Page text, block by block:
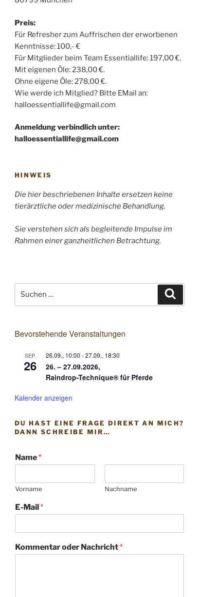
Preis:
Für Refresher zum Auffrischen der erworbenen
Kenntnisse: 100,- €
Für Mitglieder beim Team Essentiallife: 197,00 €.
Mit eigenen Öle: 238,00 €.
Ohne eigene Öle: 278,00 €.
Wie werde ich Mitglied? Bitte EMail an:
halloessentiallife@gmail.com
Anmeldung verbindlich unter:
halloessentiallife@gmail.com
HINWEIS
Die hier beschriebenen Inhalte ersetzen keine
tierärztliche oder medizinische Behandlung.
Sie verstehen sich als begleitende Impulse im
Rahmen einer ganzheitlichen Betrachtung.
Bevorstehende Veranstaltungen
SEP.
26
26.09., 10:00 -27.09., 18:30
26. – 27.09.2026,
Raindrop-Technique® für Pferde
Kalender anzeigen
DU HAST EINE FRAGE DIREKT AN MICH?
DANN SCHREIBE MIR…
Name*
Vorname Nachname
E-Mail*
Kommentar oder Nachricht*